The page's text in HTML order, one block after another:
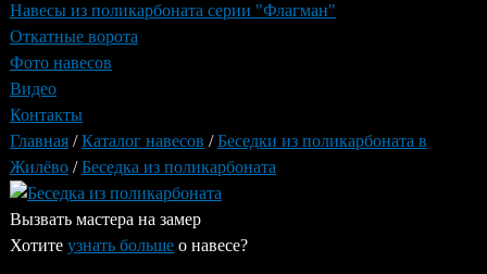
Навесы из поликарбоната серии "Флагман"
Откатные ворота
Фото навесов
Видео
Контакты
Вы
здесь
Главная / Каталог навесов / Беседки из поликарбоната в
Жилёво / Беседка из поликарбоната
Вызвать мастера на замер
Хотите узнать большео навесе?